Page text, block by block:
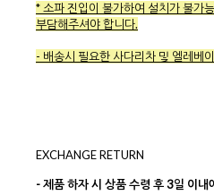
* 소파 진입이 불가하여 설치가 불가
부담해주셔야 합니다.
- 배송시 필요한 사다리차 및 엘레베
EXCHANGE RETURN
- 제품 하자 시 상품 수령 후 3일 이내